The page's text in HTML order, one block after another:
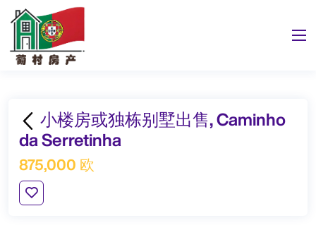
小楼房或独栋别墅出售, Caminho
da Serretinha
875,000 欧